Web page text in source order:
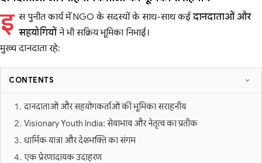
इ स पुनीत कार्य में NGO के सदस्यों के साथ-साथ कई दानदाताओं और
सहयोगियों ने भी सक्रिय भूमिका निभाई।
मुख्य दानदाता रहे:
CONTENTS
दानदाताओं और सहयोगकर्ताओं की भूमिका सराहनीय
Visionary Youth India: सेवाभाव और नेतृत्व का प्रतीक
धार्मिक यात्रा और देशभक्ति का संगम
एक प्रेरणादायक उदाहरण